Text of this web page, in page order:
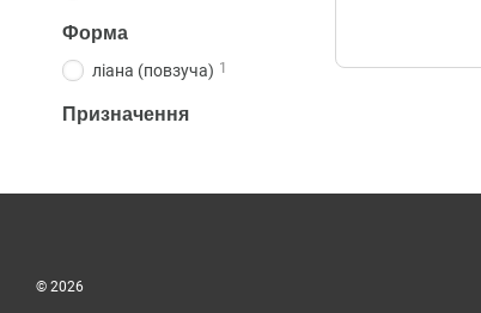
Форма
ліана (повзуча) 1
Призначення
© 2026